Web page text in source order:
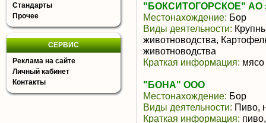
Стандарты
Прочее
СЕРВИС
Реклама на сайте
Личный кабинет
Контакты
"БОКСИТОГОРСКОЕ" АО
Местонахождение: Бор
Виды деятельности:
животноводства,
животноводства
Краткая информация: мясо
"БОНА" ООО
Местонахождение: Бор
Виды деятельности: Пиво,
Краткая информация: